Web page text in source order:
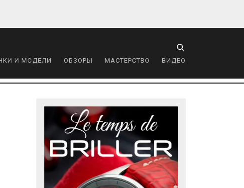
И МОДЕЛИ ОБЗОРЫ МАСТЕРСТВО ВИДЕО